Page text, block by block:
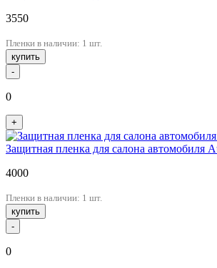
3550
Пленки в наличии: 1 шт.
купить
-
0
+
Защитная пленка для салона автомобиля
4000
Пленки в наличии: 1 шт.
купить
-
0